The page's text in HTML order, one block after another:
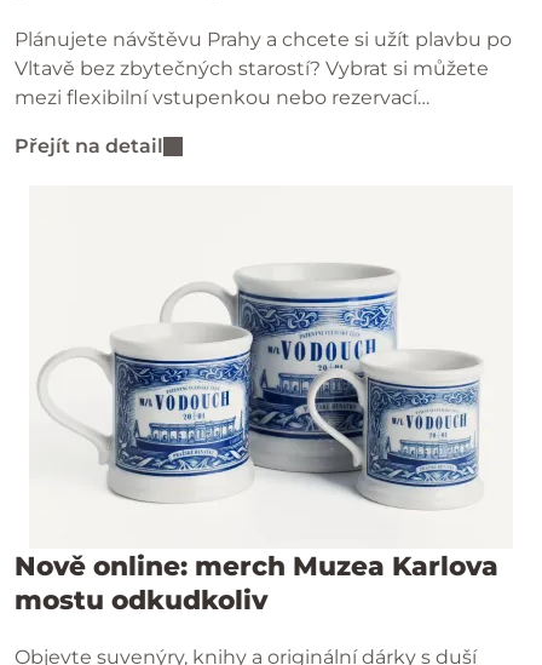
Plánujete návštěvu Prahy a chcete si užít plavbu po
Vltavě bez zbytečných starostí? Vybrat si můžete
mezi flexibilní vstupenkou nebo rezervací
Přejít na detail
Nově online: merch Muzea Karlova
mostu odkudkoliv
Objevte suvenýry, knihy a originální dárky s duší